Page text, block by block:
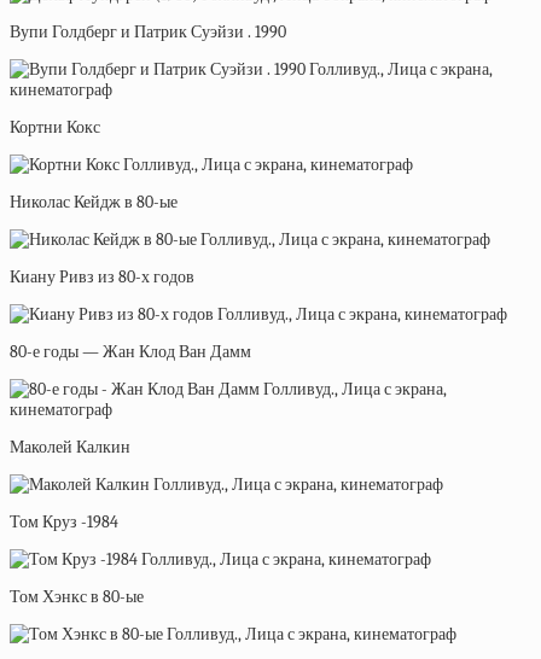
Вупи Голдберг и Патрик Суэйзи . 1990
Кортни Кокс
Николас Кейдж в 80-ые
Киану Ривз из 80-х годов
80-е годы — Жан Клод Ван Дамм
Маколей Калкин
Том Круз -1984
Том Хэнкс в 80-ые